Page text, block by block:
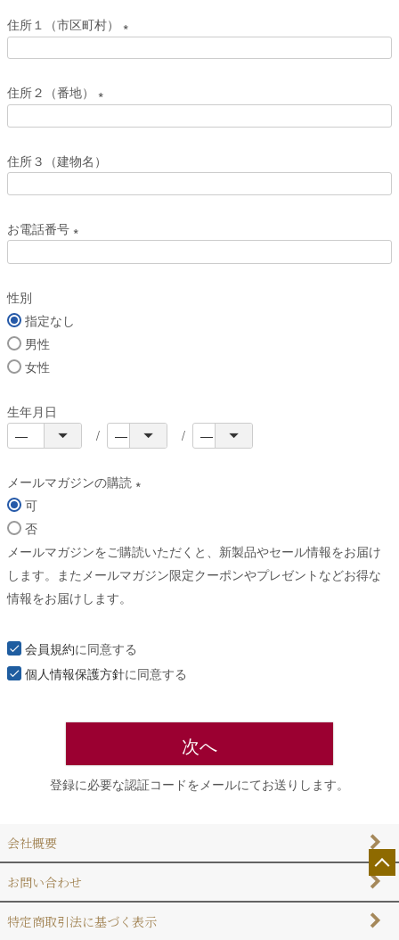
須
)
住所１（市区町村）
(
須
)
住所２（番地）
(
須
)
住所３（建物名）
お電話番号
(
性別
指定なし
男性
女性
生年月日
メールマガジンの購読
須
)
可
否
メールマガジンをご購読いただくと、新製品やセール情報をお届け
します。またメールマガジン限定クーポンやプレゼントなどお得な
情報をお届けします。
会員規約に同意する
個人情報保護方針に同意する
次へ
登録に必要な認証コードをメールにてお送りします。
会社概要
お問い合わせ
特定商取引法に基づく表示